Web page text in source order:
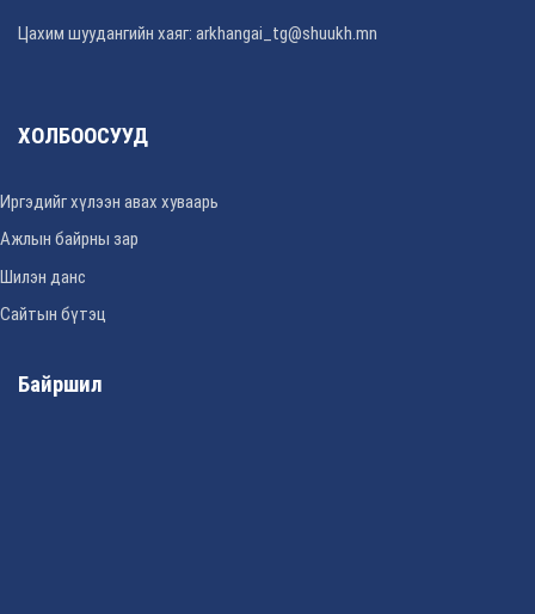
Цахим шуудангийн хаяг: arkhangai_tg@shuukh.mn
ХОЛБООСУУД
Иргэдийг хүлээн авах хуваарь
Ажлын байрны зар
Шилэн данс
Сайтын бүтэц
Байршил